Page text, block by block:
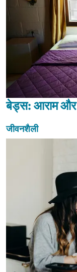
बेड्स: आराम और
जीवनशैली